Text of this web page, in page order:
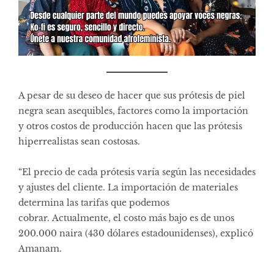
A pesar de su deseo de hacer que sus prótesis de piel
negra sean asequibles, factores como la importación
y otros costos de producción hacen que las prótesis
hiperrealistas sean costosas.
“El precio de cada prótesis varía según las necesidades
y ajustes del cliente. La importación de materiales
determina las tarifas que podemos
cobrar. Actualmente, el costo más bajo es de unos
200.000 naira (430 dólares estadounidenses), explicó
Amanam.